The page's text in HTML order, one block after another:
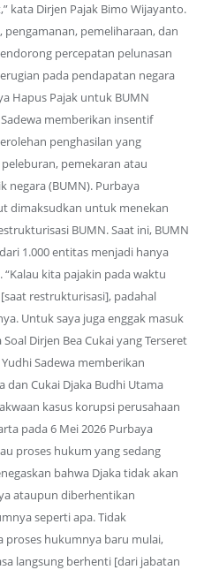
kata Dirjen Pajak Bimo Wijayanto.
pengamanan, pemeliharaan, dan
percepatan pelunasan
pada pendapatan negara
Hapus Pajak untuk BUMN
memberikan insentif
penghasilan yang
pemekaran atau
negara (BUMN). Purbaya
dimaksudkan untuk menekan
BUMN. Saat ini, BUMN
1.000 entitas menjadi hanya
“Kalau kita pajakin pada waktu
restrukturisasi], padahal
Untuk saya juga enggak masuk
Dirjen Bea Cukai yang Terseret
Sadewa memberikan
dan Cukai Djaka Budhi Utama
kasus korupsi perusahaan
pada 6 Mei 2026 Purbaya
proses hukum yang sedang
bahwa Djaka tidak akan
ataupun diberhentikan
seperti apa. Tidak
proses hukumnya baru mulai,
langsung berhenti [dari jabatan